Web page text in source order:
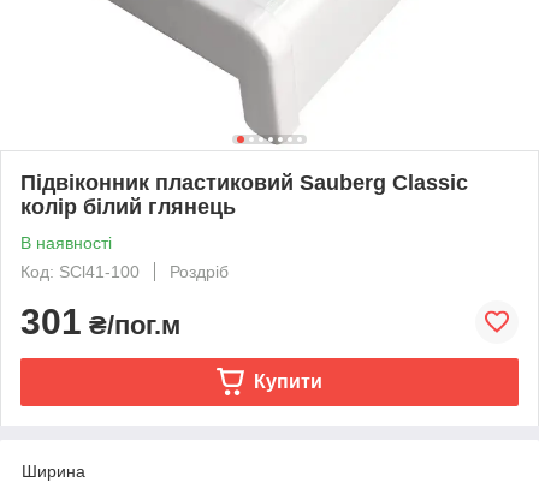
Підвіконник пластиковий Sauberg Classic
колір білий глянець
В наявності
Код: SCl41-100
Роздріб
301 ₴/пог.м
Купити
Ширина